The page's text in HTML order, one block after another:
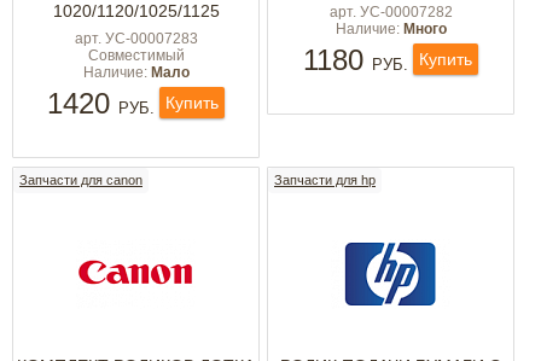
1020/1120/1025/1125
арт. УС-00007283
Совместимый
Наличие: Мало
1420 РУБ. Купить
арт. УС-00007282
Наличие: Много
1180 РУБ. Купить
Запчасти для canon Запчасти для hp